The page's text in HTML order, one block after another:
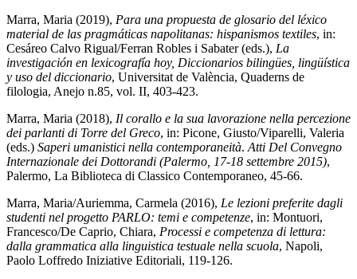
Marra, Maria (2019), Para una propuesta de glosario del léxico
material de las pragmáticas napolitanas: hispanismos textiles, in:
Cesáreo Calvo Rigual/Ferran Robles i Sabater (eds.), La
investigación en lexicografía hoy, Diccionarios bilingües, lingüística
y uso del diccionario, Universitat de València, Quaderns de
filologia, Anejo n.85, vol. II, 403-423.
Marra, Maria (2018), Il corallo e la sua lavorazione nella percezione
dei parlanti di Torre del Greco, in: Picone, Giusto/Viparelli, Valeria
(eds.) Saperi umanistici nella contemporaneità. Atti Del Convegno
Internazionale dei Dottorandi (Palermo, 17-18 settembre 2015),
Palermo, La Biblioteca di Classico Contemporaneo, 45-66.
Marra, Maria/Auriemma, Carmela (2016), Le lezioni preferite dagli
studenti nel progetto PARLO: temi e competenze, in: Montuori,
Francesco/De Caprio, Chiara, Processi e competenza di lettura:
dalla grammatica alla linguistica testuale nella scuola, Napoli,
Paolo Loffredo Iniziative Editoriali, 119-126.